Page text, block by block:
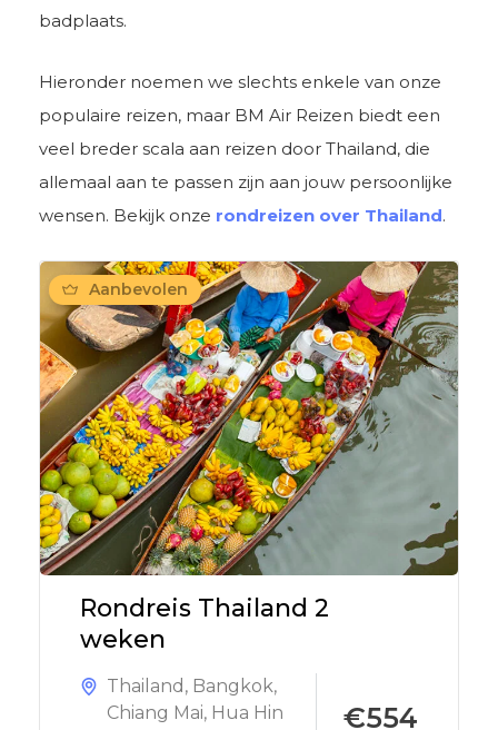
badplaats.
Hieronder noemen we slechts enkele van onze
populaire reizen, maar BM Air Reizen biedt een
veel breder scala aan reizen door Thailand, die
allemaal aan te passen zijn aan jouw persoonlijke
wensen. Bekijk onze rondreizen over Thailand.
Aanbevolen
Rondreis Thailand 2
weken
Thailand , Bangkok,
Chiang Mai, Hua Hin €554